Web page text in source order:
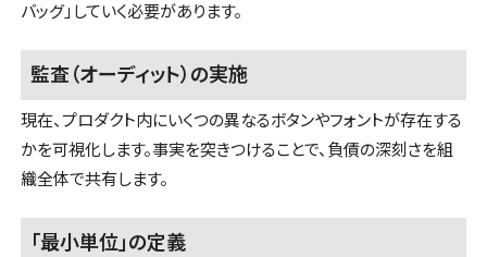
バッグ」していく必要があります。
監査（オーディット）の実施
現在、プロダクト内にいくつの異なるボタンやフォントが存在する
かを可視化します。事実を突きつけることで、負債の深刻さを組
織全体で共有します。
「最小単位」の定義